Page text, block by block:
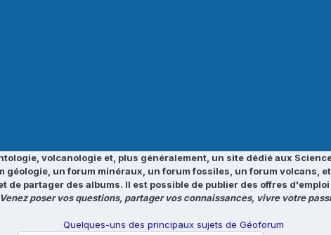
volcanologie et, plus généralement, un site dédié aux
un forum minéraux, un forum fossiles, un forum volcans,
partager des albums. Il est possible de publier des offres
Venez poser vos questions, partager vos connaissances, vivre votre
Quelques-uns des principaux sujets de Géoforum